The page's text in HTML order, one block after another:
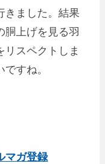
きました。結果
胴上げを見る羽
リスペクトしま
すね。
マガ登録